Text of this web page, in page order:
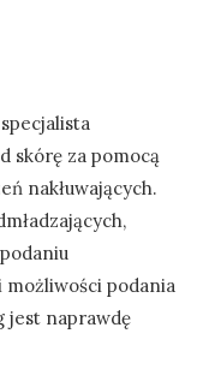
skórę za pomocą
nakłuwających.
podania
jest naprawdę